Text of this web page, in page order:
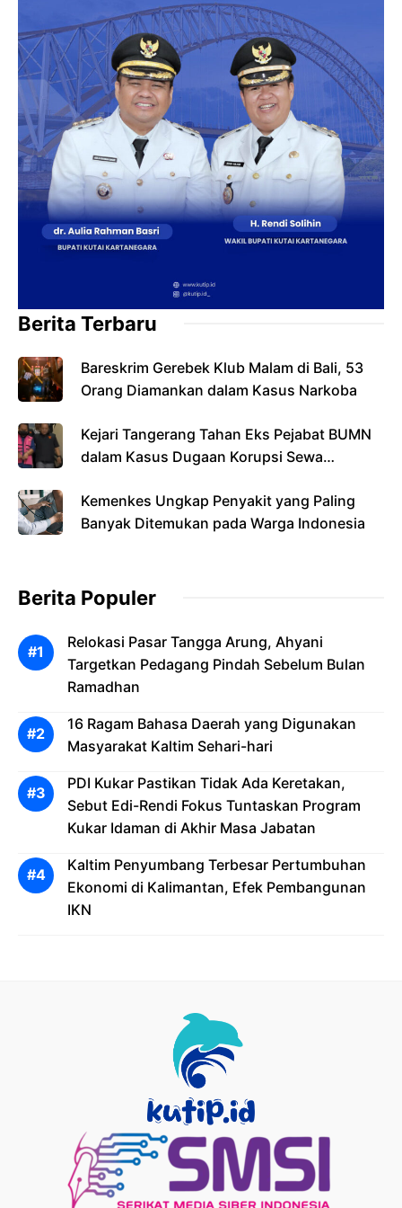
Berita Terbaru
Bareskrim Gerebek Klub Malam di Bali, 53
Orang Diamankan dalam Kasus Narkoba
Kejari Tangerang Tahan Eks Pejabat BUMN
dalam Kasus Dugaan Korupsi Sewa
Kemenkes Ungkap Penyakit yang Paling
Banyak Ditemukan pada Warga Indonesia
Berita Populer
Relokasi Pasar Tangga Arung, Ahyani
Targetkan Pedagang Pindah Sebelum Bulan
Ramadhan
16 Ragam Bahasa Daerah yang Digunakan
Masyarakat Kaltim Sehari-hari
PDI Kukar Pastikan Tidak Ada Keretakan,
Sebut Edi-Rendi Fokus Tuntaskan Program
Kukar Idaman di Akhir Masa Jabatan
Kaltim Penyumbang Terbesar Pertumbuhan
Ekonomi di Kalimantan, Efek Pembangunan
IKN